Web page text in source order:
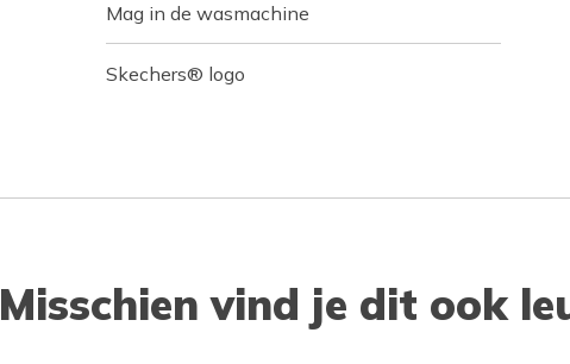
Mag in de wasmachine
Skechers® logo
Misschien vind je dit ook